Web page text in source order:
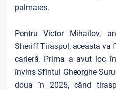
palmares.
Pentru Victor Mihailov,
Sheriff Tiraspol, aceasta va
carieră. Prima a avut loc
învins Sfîntul Gheorghe
doua în 2025, când